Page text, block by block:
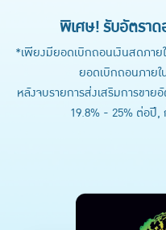
พิเศษ! รับอัตราด
*เพียงมียอดเบิกถอนเงินสดภาย
ยอดเบิกถอนภาย
หลังจบรายการส่งเสริมการขา
19.8% - 25% ต่อปี,